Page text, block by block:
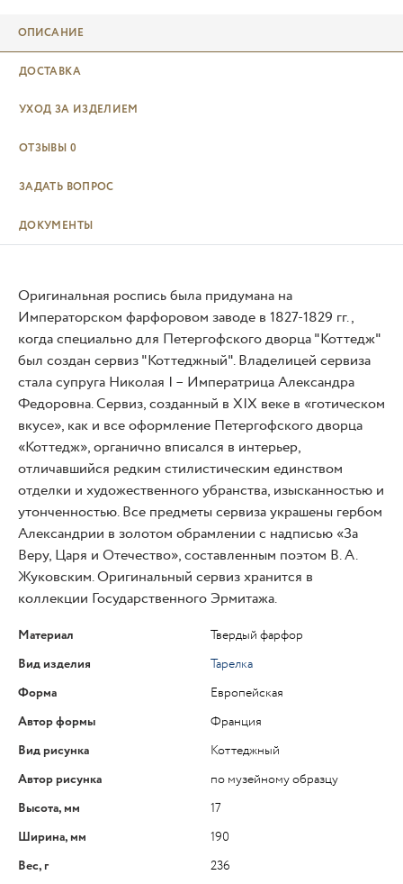
ОПИСАНИЕ
ДОСТАВКА
УХОД ЗА ИЗДЕЛИЕМ
ОТЗЫВЫ 0
ЗАДАТЬ ВОПРОС
ДОКУМЕНТЫ
Оригинальная роспись была придумана на
Императорском фарфоровом заводе в 1827-1829 гг.,
когда специально для Петергофского дворца "Коттедж"
был создан сервиз "Коттеджный". Владелицей сервиза
стала супруга Николая I – Императрица Александра
Федоровна. Сервиз, созданный в XIX веке в «готическом
вкусе», как и все оформление Петергофского дворца
«Коттедж», органично вписался в интерьер,
отличавшийся редким стилистическим единством
отделки и художественного убранства, изысканностью и
утонченностью. Все предметы сервиза украшены гербом
Александрии в золотом обрамлении с надписью «За
Веру, Царя и Отечество», составленным поэтом В. А.
Жуковским. Оригинальный сервиз хранится в
коллекции Государственного Эрмитажа.
Материал
Твердый фарфор
Вид изделия
Тарелка
Форма
Европейская
Автор формы
Франция
Вид рисунка
Коттеджный
Автор рисунка
по музейному образцу
Высота, мм
17
Ширина, мм
190
Вес, г
236